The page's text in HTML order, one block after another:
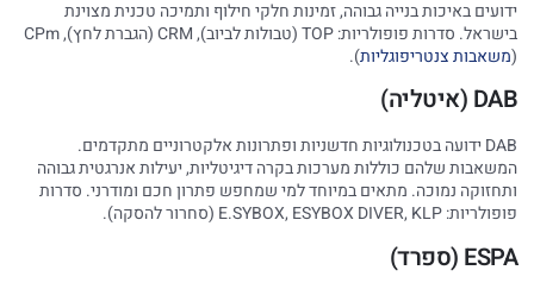
ידועים באיכות בנייה גבוהה, זמינות חלקי חילוף ותמיכה טכנית מצוינת
בישראל. סדרות פופולריות: TOP (טבולות לביוב), CRM (הגברת לחץ), CPm
(משאבות צנטריפוגליות).
DAB (איטליה)
DAB ידועה בטכנולוגיות חדשניות ופתרונות אלקטרוניים מתקדמים.
המשאבות שלהם כוללות מערכות בקרה דיגיטליות, יעילות אנרגטית גבוהה
ותחזוקה נמוכה. מתאים במיוחד למי שמחפש פתרון חכם ומודרני. סדרות
פופולריות: E.SYBOX, ESYBOX DIVER, KLP (סחרור להסקה).
ESPA (ספרד)